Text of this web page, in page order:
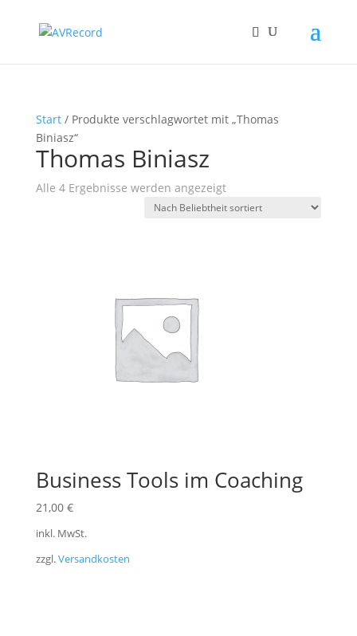
Start/ Produkte verschlagwortet mit „Thomas
Biniasz“
Thomas Biniasz
Alle 4 Ergebnisse werden angezeigtNach
Beliebtheit
Business Tools im Coaching
21,00 €
inkl. MwSt.
zzgl.Versandkosten